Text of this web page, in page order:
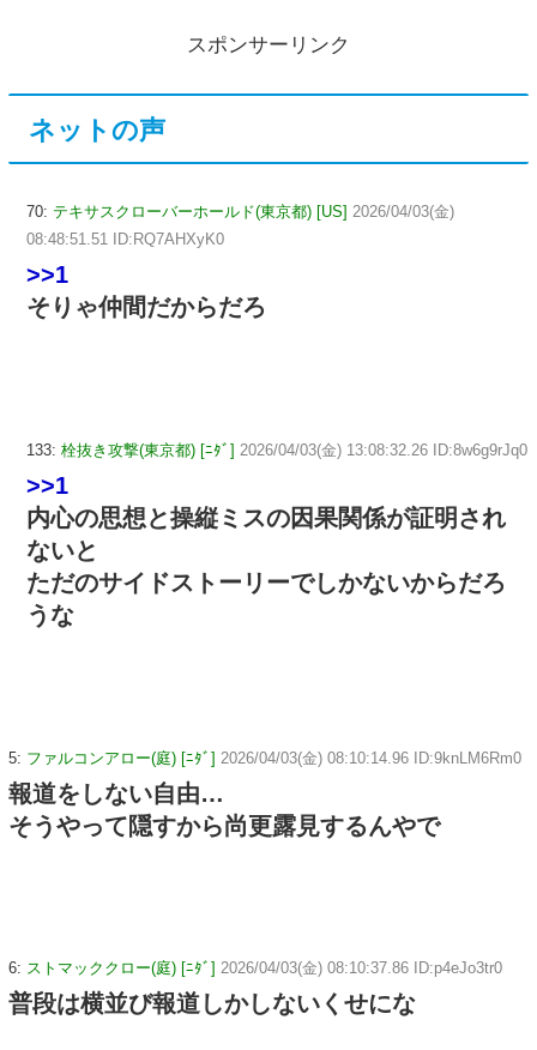
スポンサーリンク
ネットの声
70: テキサスクローバーホールド(東京都) [US] 2026/04/03(金)
08:48:51.51 ID:RQ7AHXyK0
>>1
そりゃ仲間だからだろ
133: 栓抜き攻撃(東京都) [ﾆﾀﾞ] 2026/04/03(金) 13:08:32.26 ID:8w6g9rJq0
>>1
内心の思想と操縦ミスの因果関係が証明され
ないと
ただのサイドストーリーでしかないからだろ
うな
5: ファルコンアロー(庭) [ﾆﾀﾞ] 2026/04/03(金) 08:10:14.96 ID:9knLM6Rm0
報道をしない自由…
そうやって隠すから尚更露見するんやで
6: ストマッククロー(庭) [ﾆﾀﾞ] 2026/04/03(金) 08:10:37.86 ID:p4eJo3tr0
普段は横並び報道しかしないくせにな